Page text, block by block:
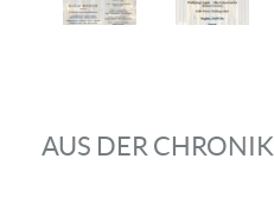
AUS DER CHRONIK